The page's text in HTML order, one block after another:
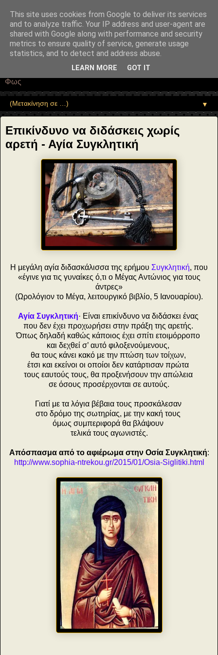
"potentialAction": { "@type": "ReadAction", "target":
"https://www.sophia-ntrekou.gr/2013/07/epikindino-na-didaskeis-xwris-
areti.html" } }
Αέναη επΑνάσταση
• Επιστήμη • Ψυχολογία • Λογοτεχνία • Τέχνες • Θεολογία •
Φιλοσοφία • Στοχασμοί... για τη μνήμη, τον άνθρωπο και το
Φως
▼
Επικίνδυνο να διδάσκεις χωρίς
αρετή - Αγία Συγκλητική
H μεγάλη αγία διδασκάλισσα της ερήμου Συγκλητική, που
«έγινε για τις γυναίκες ό,τι ο Μέγας Αντώνιος για τους
άντρες»
(Ωρολόγιον το Μέγα, λειτουργικό βιβλίο, 5 Ιανουαρίου).
Αγία Συγκλητική· Είναι επικίνδυνο να διδάσκει ένας
που δεν έχει προχωρήσει στην πράξη της αρετής.
Όπως δηλαδή καθώς κάποιος έχει σπίτι ετοιμόρροπο
και δεχθεί σ’ αυτό φιλοξενούμενους,
θα τους κάνει κακό με την πτώση των τοίχων,
έτσι και εκείνοι οι οποίοι δεν κατάρτισαν πρώτα
τους εαυτούς τους, θα προξενήσουν την απώλεια
σε όσους προσέρχονται σε αυτούς.
Γιατί με τα λόγια βέβαια τους προσκάλεσαν
στο δρόμο της σωτηρίας, με την κακή τους
όμως συμπεριφορά θα βλάψουν
τελικά τους αγωνιστές.
Απόσπασμα από το αφιέρωμα στην Οσία Συγκλητική:
http://www.sophia-ntrekou.gr/2015/01/Osia-Siglitiki.html
This site uses cookies from Google to deliver its services
and to analyze traffic. Your IP address and user-agent are
shared with Google along with performance and security
metrics to ensure quality of service, generate usage
statistics, and to detect and address abuse.
LEARN MORE GOT IT